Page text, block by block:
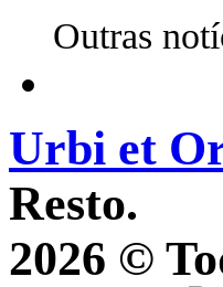
Outras
Urbi et
Resto.
2026 ©